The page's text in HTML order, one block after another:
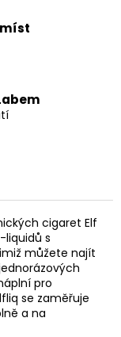
cigaret Elf
liquidů s
můžete najít
pro
se zaměřuje
a na